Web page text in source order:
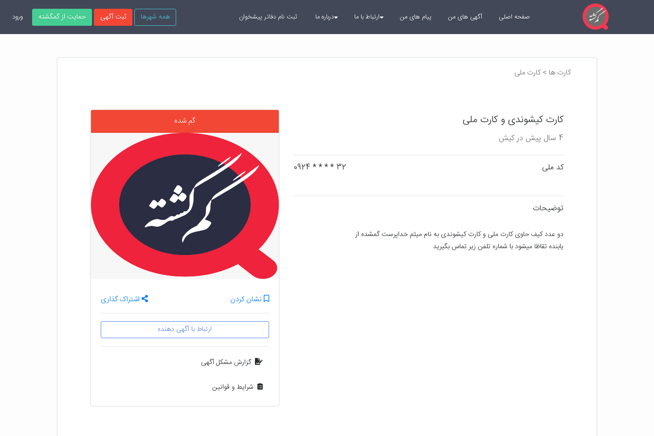
همه شهرها ثبت آگهی حمایت از گمگشته ورود صفحه اصلی آگهی های من پیام های من ارتباط با ما درباره ما ثبت نام دفاتر پیشخوان
کارت ها > کارت ملی
کارت کیشوندی و کارت ملی
4 سال پیش در کیش
کد ملی 32 * * * * 0924
توضیحات
یابنده تقاظا میشود با شماره تلفن زیر تماس بگیرید
گم شده
نشان کردن اشتراک گذاری
ارتباط با آگهی دهنده
گزارش مشکل آگهی
شرایط و قوانین